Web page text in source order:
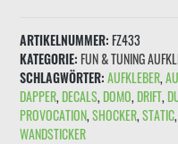
ARTIKELNUMMER: FZ433
KATEGORIE: FUN & TUNING
SCHLAGWÖRTER: AUFKLEBER,
DAPPER, DECALS, DOMO, DRIFT,
PROVOCATION,SHOCKER,STATIC
WANDSTICKER